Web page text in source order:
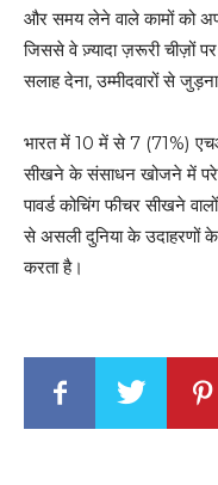
और समय लेने वाले कामों को
जिससे वे ज़्यादा ज़रूरी चीज़ों
सलाह देना, उम्मीदवारों से
भारत में 10 में से 7 (71%)
सीखने के संसाधन खोजने में
पावर्ड कोचिंग फीचर सीखने
से असली दुनिया के उदाहरणों
करता है।